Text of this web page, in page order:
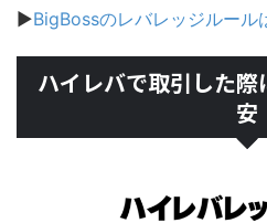
▶BigBossのレバレッジルール
ハイレバで取引した
安